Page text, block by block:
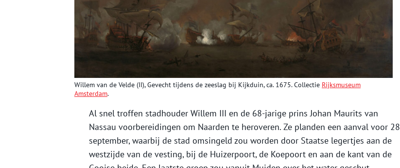
Willem van de Velde (II), Gevecht tijdens de zeeslag bij Kijkduin, ca. 1675. Collectie Rijksmuseum
Amsterdam.
Al snel troffen stadhouder Willem III en de 68-jarige prins Johan Maurits van
Nassau voorbereidingen om Naarden te heroveren. Ze planden een aanval voor 28
september, waarbij de stad omsingeld zou worden door Staatse legertjes aan de
westzijde van de vesting, bij de Huizerpoort, de Koepoort en aan de kant van de